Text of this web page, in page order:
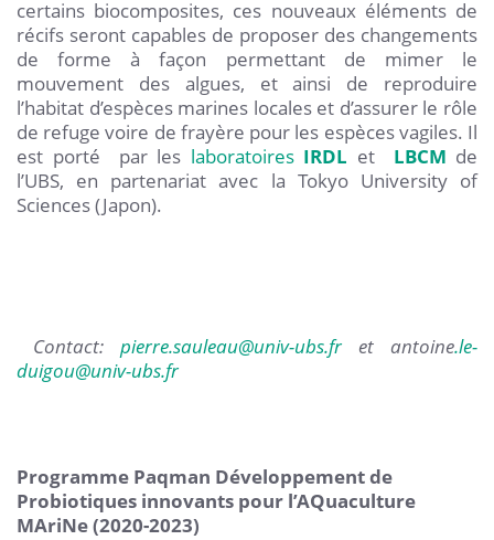
certains biocomposites, ces nouveaux éléments de
récifs seront capables de proposer des changements
de forme à façon permettant de mimer le
mouvement des algues, et ainsi de reproduire
l’habitat d’espèces marines locales et d’assurer le rôle
de refuge voire de frayère pour les espèces vagiles. Il
est porté par les laboratoires IRDL et LBCM de
l’UBS, en partenariat avec la Tokyo University of
Sciences (Japon).
Contact: pierre.sauleau@univ-ubs.fret antoine.le-
duigou@univ-ubs.fr
Programme Paqman Développement de
Probiotiques innovants pour l’AQuaculture
MAriNe (2020-2023)